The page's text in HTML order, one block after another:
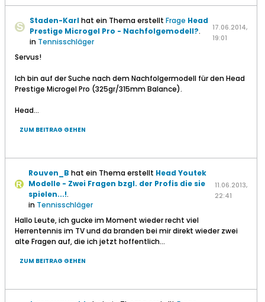
Staden-Karlhat ein Thema erstellt Frage Head
Prestige Microgel Pro - Nachfolgemodell?.
in Tennisschläger
17.06.2014,
19:01
Servus!
Ich bin auf der Suche nach dem Nachfolgermodell für den Head
Prestige Microgel Pro (325gr/315mm Balance).
Head...
ZUM BEITRAG GEHEN
Rouven_B hat ein Thema erstellt Head Youtek
Modelle - Zwei Fragen bzgl. der Profis die sie
spielen...!.
in Tennisschläger
11.06.2013,
22:41
Hallo Leute, ich gucke im Moment wieder recht viel
Herrentennis im TV und da branden bei mir direkt wieder zwei
alte Fragen auf, die ich jetzt hoffentlich...
ZUM BEITRAG GEHEN